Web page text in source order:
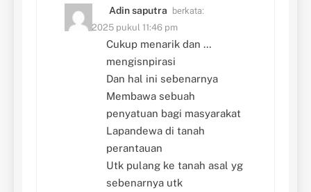
Adin saputra berkata:
26/01/2025 pukul 11:46 pm
Cukup menarik dan …
mengisnpirasi
Dan hal ini sebenarnya
Membawa sebuah
penyatuan bagi masyarakat
Lapandewa di tanah
perantauan
Utk pulang ke tanah asal yg
sebenarnya utk